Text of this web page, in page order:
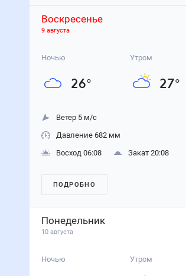
Воскресенье
9 августа
Ночью
26°
Утром
27°
Ветер 5 м/с
Давление 682 мм
Восход 06:08
Закат 20:08
ПОДРОБНО
Понедельник
10 августа
Ночью Утром